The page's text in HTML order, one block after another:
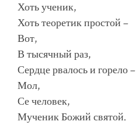
Хоть ученик,
Хоть теоретик простой –
Вот,
В тысячный раз,
Сердце рвалось и горело –
Мол,
Се человек,
Мученик Божий святой.